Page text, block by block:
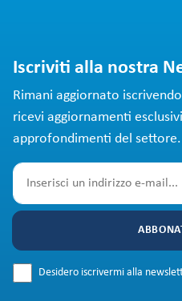
Iscriviti alla nostra
Rimani aggiornato
ricevi aggiornamenti
approfondimenti del settore.
Desidero iscrivermi alla